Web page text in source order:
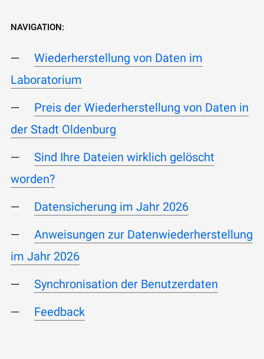
NAVIGATION:
Wiederherstellung von Daten im
Laboratorium
Preis der Wiederherstellung von Daten in
der Stadt Oldenburg
Sind Ihre Dateien wirklich gelöscht
worden?
Datensicherung im Jahr 2026
Anweisungen zur Datenwiederherstellung
im Jahr 2026
Synchronisation der Benutzerdaten
Feedback